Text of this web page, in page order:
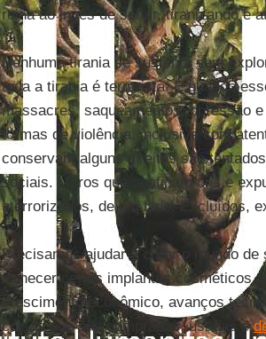
reina ao invés de servir, tiranizando e
Nenhuma tirania se sustenta sem
toda a tirania é terrorista. E quando
massacres, saqueamentos, opressão
formas de violência, inclusive com
conservam alguns direitos são
sociais. Muros que confinam uns e
aterrorizados, de um lado. Excluídos,
Precisamos ajudar a curar o mundo
fornecer certos implantes cosméticos
crescimento econômico, avanços
coisas que são compradas, usadas e